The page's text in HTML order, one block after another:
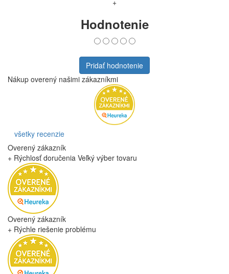
Hodnotenie
Pridať hodnotenie
Nákup overený našimi zákazníkmi
všetky recenzie
Overený zákazník
+ Rýchlosť doručenia Veľký výber tovaru
Overený zákazník
+ Rýchle riešenie problému